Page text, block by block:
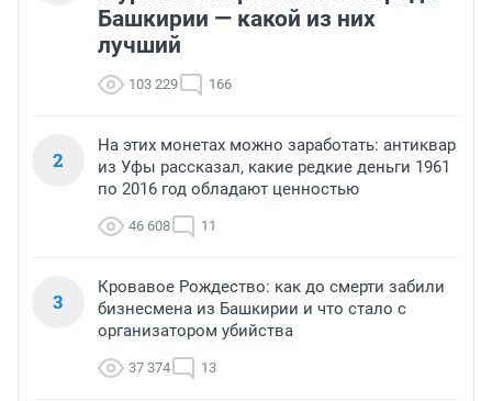
Башкирии — какой из них
лучший
103 229 166
2
На этих монетах можно заработать: антиквар
из Уфы рассказал, какие редкие деньги 1961
по 2016 год обладают ценностью
46 608 11
3
Кровавое Рождество: как до смерти забили
бизнесмена из Башкирии и что стало с
организатором убийства
37 374 13